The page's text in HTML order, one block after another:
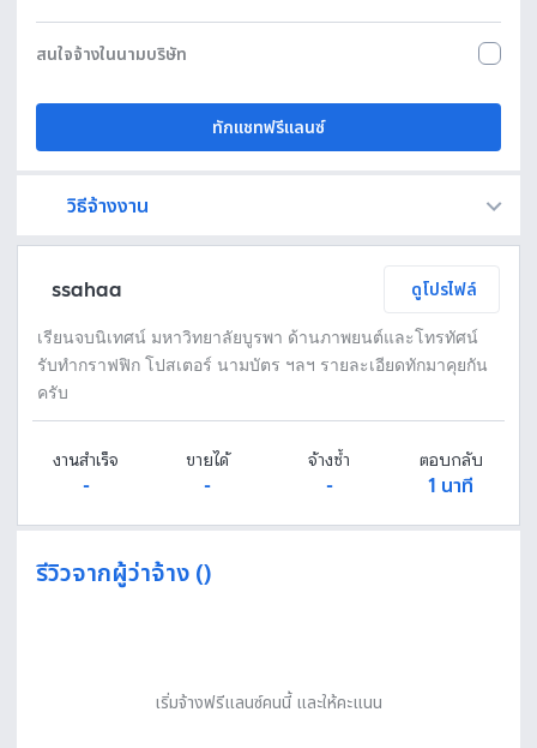
สนใจจ้างในนามบริษัท
ทักแชทฟรีแลนซ์
วิธีจ้างงาน
ssahaa ดูโปรไฟล์
เรียนจบนิเทศน์ มหาวิทยาลัยบูรพา ด้านภาพยนต์และโทรทัศน์
รับทำกราฟฟิก โปสเตอร์ นามบัตร ฯลฯ รายละเอียดทักมาคุยกัน
ครับ
งานสำเร็จ
-
ขายได้
-
จ้างซ้ำ
-
ตอบกลับ
1 นาที
รีวิวจากผู้ว่าจ้าง ()
เริ่มจ้างฟรีแลนซ์คนนี้ และให้คะแนน